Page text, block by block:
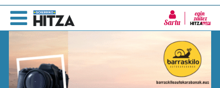
Sartu